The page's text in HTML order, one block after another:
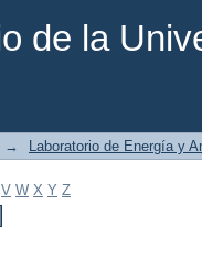
de la
→ Laboratorio de Energía y
V W X Y Z